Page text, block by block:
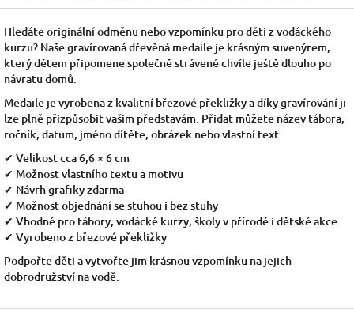
Hledáte originální odměnu nebo vzpomínku pro děti z vodáckého
kurzu? Naše gravírovaná dřevěná medaile je krásným suvenýrem,
který dětem připomene společně strávené chvíle ještě dlouho po
návratu domů.
Medaile je vyrobena z kvalitní březové překližky a díky gravírování ji
lze plně přizpůsobit vašim představám. Přidat můžete název tábora,
ročník, datum, jméno dítěte, obrázek nebo vlastní text.
✔ Velikost cca 6,6 × 6 cm
✔ Možnost vlastního textu a motivu
✔ Návrh grafiky zdarma
✔ Možnost objednání se stuhou i bez stuhy
✔ Vhodné pro tábory, vodácké kurzy, školy v přírodě i dětské akce
✔ Vyrobeno z březové překližky
Podpořte děti a vytvořte jim krásnou vzpomínku na jejich
dobrodružství na vodě.